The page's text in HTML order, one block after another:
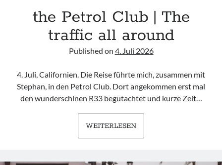
#schreischwein
Imprint
the Petrol Club | The
traffic all around
Published on 4. Juli 2026
4. Juli, Californien. Die Reise führte mich, zusammen mit
Stephan, in den Petrol Club. Dort angekommen erst mal
den wunderschlnen R33 begutachtet und kurze Zeit…
WEITERLESENTHE
PETROL
|